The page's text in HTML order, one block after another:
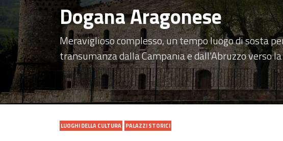
Dogana Aragonese
Meraviglioso complesso, un tempo luogo di sosta
transumanza dalla Campania e dall'Abruzzo verso
LUOGHI DELLA CULTURA PALAZZI STORICI